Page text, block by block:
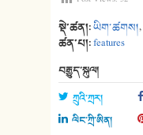
སྡེ་ཚན།:ཡིག་ཚགས།,
ཚན་པ།:features
བརྒྱུད་སྐུལ།
ཀྲུའི་ཀྲར།
ལིང་ཀྲི་ཨིན།